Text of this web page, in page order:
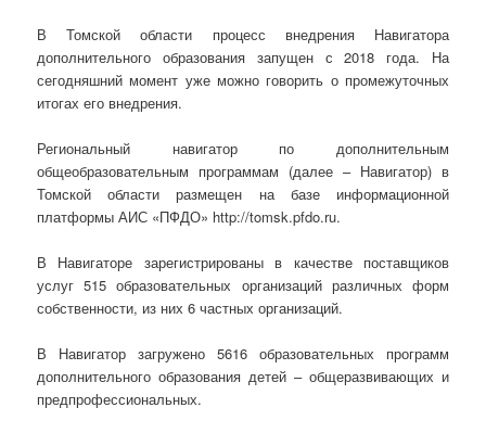
В Томской области процесс внедрения Навигатора
дополнительного образования запущен с 2018 года. На
сегодняшний момент уже можно говорить о промежуточных
итогах его внедрения.
Региональный навигатор по дополнительным
общеобразовательным программам (далее – Навигатор) в
Томской области размещен на базе информационной
платформы АИС «ПФДО» http://tomsk.pfdo.ru.
В Навигаторе зарегистрированы в качестве поставщиков
услуг 515 образовательных организаций различных форм
собственности, из них 6 частных организаций.
В Навигатор загружено 5616 образовательных программ
дополнительного образования детей – общеразвивающих и
предпрофессиональных.